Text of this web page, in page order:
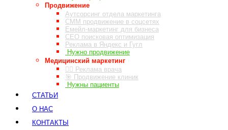
Продвижение
Аутсорсинг отдела маркетинга
СММ продвижение в соцсетях
Емейл-маркетинг для бизнеса
СЕО поисковая оптимизация
Реклама в Яндекс и Гугл
Нужно продвижение
Медицинский маркетинг
👨‍⚕️ Реклама врача
🎯 Продвижение клиник
Нужны пациенты
СТАТЬИ
О НАС
КОНТАКТЫ